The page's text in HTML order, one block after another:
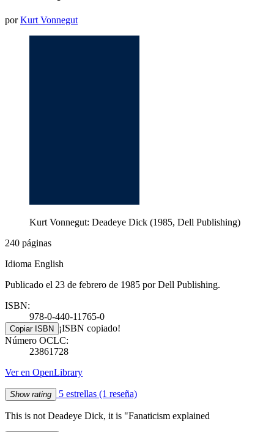
porKurt Vonnegut
Kurt Vonnegut: Deadeye Dick (1985, Dell Publishing)
240 páginas
Idioma English
Publicado el 23 de febrero de 1985 por Dell Publishing.
ISBN:
978-0-440-11765-0
Copiar ISBN ¡ISBN copiado!
Número OCLC:
23861728
Ver en OpenLibrary
Show rating 5 estrellas (1 reseña)
This is not Deadeye Dick, it is "Fanaticism explained